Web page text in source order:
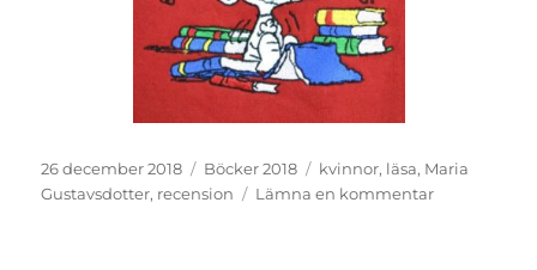
Publicerat
den
26 december 2018 Kategorier
Böcker 2018 Etiketter
kvinnor, läsa, Maria
Gustavsdotter, recension Lämna en kommentartill